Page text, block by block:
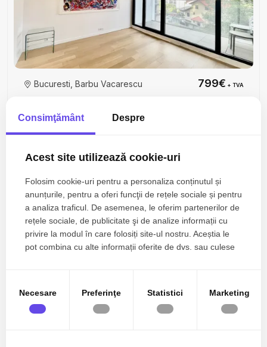
Bucuresti, Barbu Vacarescu 799€ + TVA
Zone de top spatii birouri de inchiriat
Spatii birouri de inchiriat in Bucuresti Pipera
Spatii birouri de inchiriat in Bucuresti Floreasca
Spatii birouri de inchiriat in Bucuresti Grivita
Spatii birouri de inchiriat in Bucuresti Primaverii
Consimţământ Despre
Acest site utilizează cookie-uri
Folosim cookie-uri pentru a personaliza conținutul și
anunțurile, pentru a oferi funcţii de rețele sociale și pentru
a analiza traficul. De asemenea, le oferim partenerilor de
rețele sociale, de publicitate şi de analize informații cu
privire la modul în care folosiți site-ul nostru. Aceștia le
pot combina cu alte informații oferite de dvs. sau culese
Necesare Preferinţe Statistici Marketing